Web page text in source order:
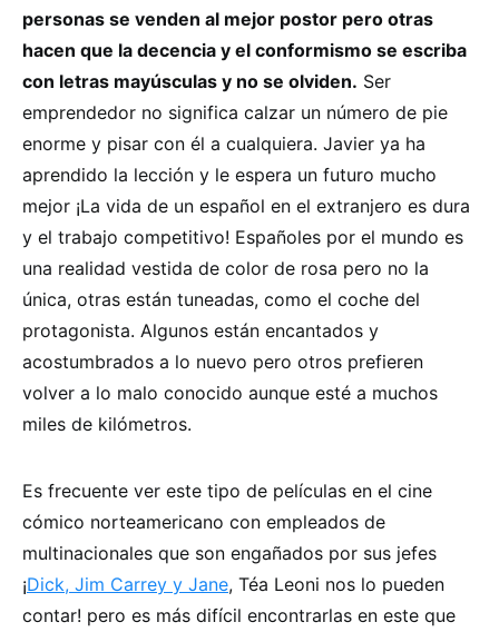
personas se venden al mejor postor pero otras
hacen que la decencia y el conformismo se escriba
con letras mayúsculas y no se olviden. Ser
emprendedor no significa calzar un número de pie
enorme y pisar con él a cualquiera. Javier ya ha
aprendido la lección y le espera un futuro mucho
mejor ¡La vida de un español en el extranjero es dura
y el trabajo competitivo! Españoles por el mundo es
una realidad vestida de color de rosa pero no la
única, otras están tuneadas, como el coche del
protagonista. Algunos están encantados y
acostumbrados a lo nuevo pero otros prefieren
volver a lo malo conocido aunque esté a muchos
miles de kilómetros.
Es frecuente ver este tipo de películas en el cine
cómico norteamericano con empleados de
multinacionales que son engañados por sus jefes
¡Dick, Jim Carrey y Jane, Téa Leoni nos lo pueden
contar! pero es más difícil encontrarlas en este que